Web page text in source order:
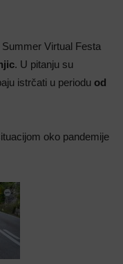
Virtual Festa
. U pitanju su
istrčati u periodu od
oko pandemije